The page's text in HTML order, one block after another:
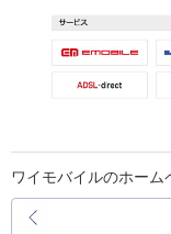
ワイモバイルのホーム